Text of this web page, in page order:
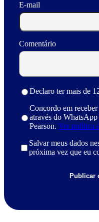
E-mail
Comentário
Declaro ter mais de
Concordo em
através do
Pearson. Ver política
Salvar meus dados
próxima vez que eu